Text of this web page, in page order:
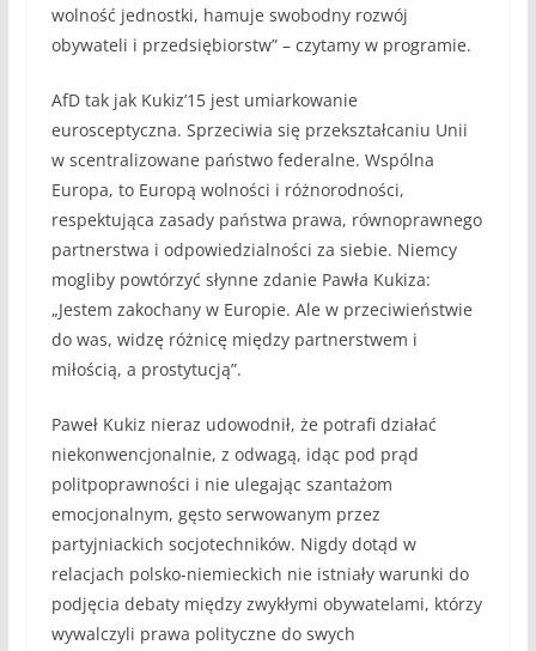
wolność jednostki, hamuje swobodny rozwój
obywateli i przedsiębiorstw” – czytamy w programie.
AfD tak jak Kukiz’15 jest umiarkowanie
eurosceptyczna. Sprzeciwia się przekształcaniu Unii
w scentralizowane państwo federalne. Wspólna
Europa, to Europą wolności i różnorodności,
respektująca zasady państwa prawa, równoprawnego
partnerstwa i odpowiedzialności za siebie. Niemcy
mogliby powtórzyć słynne zdanie Pawła Kukiza:
„Jestem zakochany w Europie. Ale w przeciwieństwie
do was, widzę różnicę między partnerstwem i
miłością, a prostytucją”.
Paweł Kukiz nieraz udowodnił, że potrafi działać
niekonwencjonalnie, z odwagą, idąc pod prąd
politpoprawności i nie ulegając szantażom
emocjonalnym, gęsto serwowanym przez
partyjniackich socjotechników. Nigdy dotąd w
relacjach polsko-niemieckich nie istniały warunki do
podjęcia debaty między zwykłymi obywatelami, którzy
wywalczyli prawa polityczne do swych